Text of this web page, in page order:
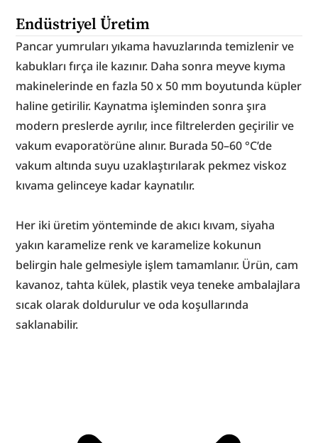
Endüstriyel Üretim
Pancar yumruları yıkama havuzlarında temizlenir ve
kabukları fırça ile kazınır. Daha sonra meyve kıyma
makinelerinde en fazla 50 x 50 mm boyutunda küpler
haline getirilir. Kaynatma işleminden sonra şıra
modern preslerde ayrılır, ince filtrelerden geçirilir ve
vakum evaporatörüne alınır. Burada 50–60 °C’de
vakum altında suyu uzaklaştırılarak pekmez viskoz
kıvama gelinceye kadar kaynatılır.
Her iki üretim yönteminde de akıcı kıvam, siyaha
yakın karamelize renk ve karamelize kokunun
belirgin hale gelmesiyle işlem tamamlanır. Ürün, cam
kavanoz, tahta külek, plastik veya teneke ambalajlara
sıcak olarak doldurulur ve oda koşullarında
saklanabilir.